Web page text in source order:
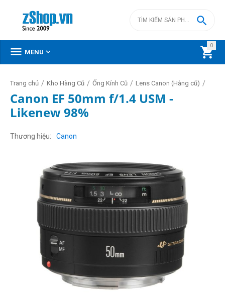
0


 MENU 
Trang chủ / Kho Hàng Cũ / Ống Kính Cũ / Lens Canon (Hàng cũ) /
Canon EF 50mm f/1.4 USM -
Likenew 98%
Thương hiệu Canon